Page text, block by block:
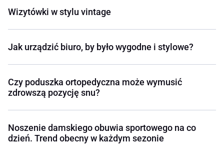
Wizytówki w stylu vintage
Jak urządzić biuro, by było wygodne i stylowe?
Czy poduszka ortopedyczna może wymusić
zdrowszą pozycję snu?
Noszenie damskiego obuwia sportowego na co
dzień. Trend obecny w każdym sezonie